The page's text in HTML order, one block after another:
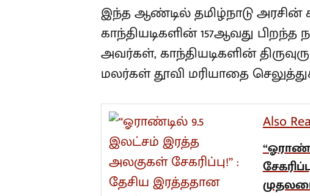
இந்த ஆண்டில் தமிழ்நாடு அரசின்
காந்தியடிகளின் 157ஆவது
அவர்கள், காந்தியடிகளின்
மலர்கள் தூவி மரியாதை
Also